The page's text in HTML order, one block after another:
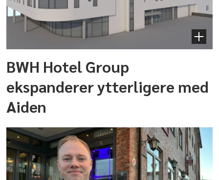
BWH Hotel Group
ekspanderer ytterligere med
Aiden